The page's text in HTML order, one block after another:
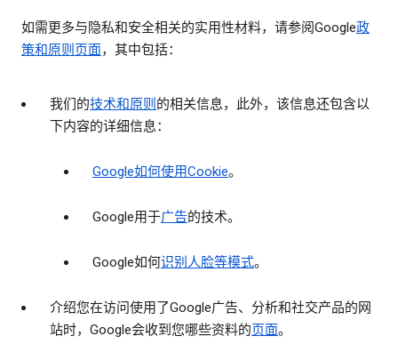
如需更多与隐私和安全相关的实用性材料，请参阅Google政
策和原则页面，其中包括：
我们的技术和原则 的相关信息，此外，该信息还包含以
下内容的详细信息：
Google如何使用Cookie。
Google用于广告的技术。
Google如何识别人脸等模式。
介绍您在访问使用了Google广告、分析和社交产品的网
站时，Google会收到您哪些资料的页面。